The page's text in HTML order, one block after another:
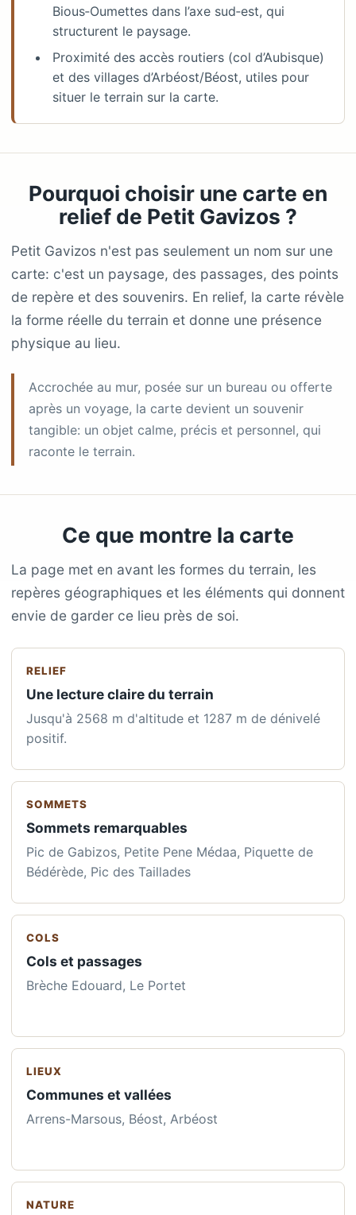
Bious‑Oumettes dans l’axe sud‑est, qui
structurent le paysage.
Proximité des accès routiers (col d’Aubisque)
et des villages d’Arbéost/Béost, utiles pour
situer le terrain sur la carte.
Pourquoi choisir une carte en
relief de Petit Gavizos ?
Petit Gavizos n'est pas seulement un nom sur une
carte: c'est un paysage, des passages, des points
de repère et des souvenirs. En relief, la carte révèle
la forme réelle du terrain et donne une présence
physique au lieu.
Accrochée au mur, posée sur un bureau ou offerte
après un voyage, la carte devient un souvenir
tangible: un objet calme, précis et personnel, qui
raconte le terrain.
Ce que montre la carte
La page met en avant les formes du terrain, les
repères géographiques et les éléments qui donnent
envie de garder ce lieu près de soi.
RELIEF
Une lecture claire du terrain
Jusqu'à 2568 m d'altitude et 1287 m de dénivelé
positif.
SOMMETS
Sommets remarquables
Pic de Gabizos, Petite Pene Médaa, Piquette de
Bédérède, Pic des Taillades
COLS
Cols et passages
Brèche Edouard, Le Portet
LIEUX
Communes et vallées
Arrens-Marsous, Béost, Arbéost
NATURE